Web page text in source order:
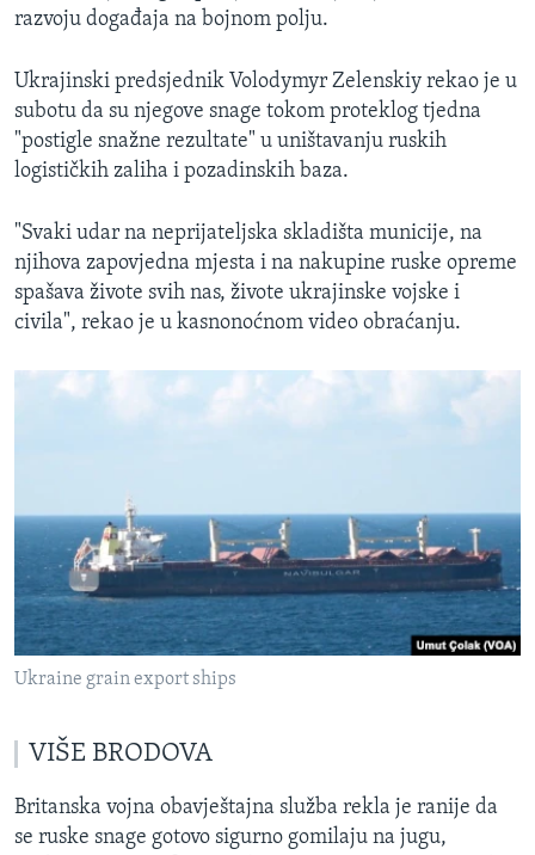
razvoju događaja na bojnom polju.
Ukrajinski predsjednik Volodymyr Zelenskiy rekao je u
subotu da su njegove snage tokom proteklog tjedna
"postigle snažne rezultate" u uništavanju ruskih
logističkih zaliha i pozadinskih baza.
"Svaki udar na neprijateljska skladišta municije, na
njihova zapovjedna mjesta i na nakupine ruske opreme
spašava živote svih nas, živote ukrajinske vojske i
civila", rekao je u kasnonoćnom video obraćanju.
Ukraine grain export ships
VIŠE BRODOVA
Britanska vojna obavještajna služba rekla je ranije da
se ruske snage gotovo sigurno gomilaju na jugu,